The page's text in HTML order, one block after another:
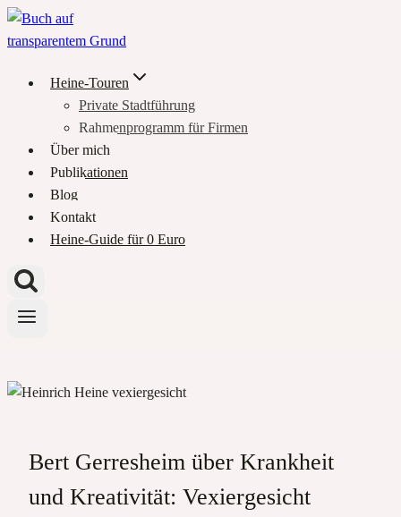
Zum
Inhalt
Heine-Touren
Private Stadtführung
Rahmenprogramm für Firmen
Über mich
Publikationen
Blog
Kontakt
Heine-Guide für 0 Euro
Bert Gerresheim über Krankheit
und Kreativität: Vexiergesicht